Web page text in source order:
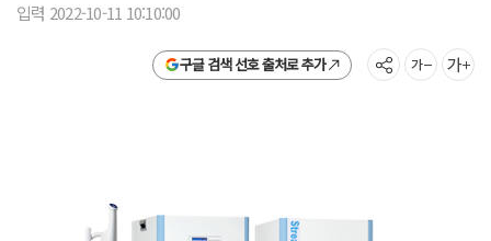
입력 2022-10-11 10:10:00
구글 검색 선호 출처로 추가